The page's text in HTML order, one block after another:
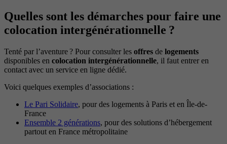
Quelles sont les démarches pour faire une
colocation intergénérationnelle ?
Tenté par l’aventure ? Pour consulter les offres de logements
disponibles en colocation intergénérationnelle, il faut entrer en
contact avec un service en ligne dédié.
Voici quelques exemples d’associations :
Le Pari Solidaire, pour des logements à Paris et en Île-de-
France
Ensemble 2 générations, pour des solutions d’hébergement
partout en France métropolitaine